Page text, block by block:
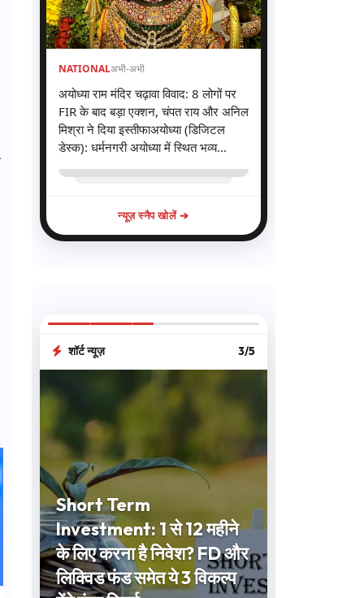
NATIONALअभी-अभी
अयोध्या राम मंदिर चढ़ावा विवाद: 8 लोगों पर
FIR के बाद बड़ा एक्शन, चंपत राय और अनिल
मिश्रा ने दिया इस्तीफाअयोध्या (डिजिटल
डेस्क): धर्मनगरी अयोध्या में स्थित भव्य...
न्यूज़ स्नैप खोलें ➔
शॉर्ट न्यूज़ 3/5
Short Term
Investment: 1 से 12 महीने
के लिए करना है निवेश? FD और
लिक्विड फंड समेत ये 3 विकल्प